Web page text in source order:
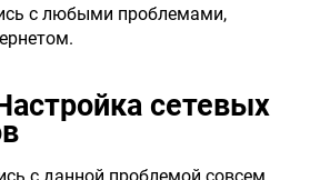
с любыми проблемами,
сетевых
с данной проблемой совсем